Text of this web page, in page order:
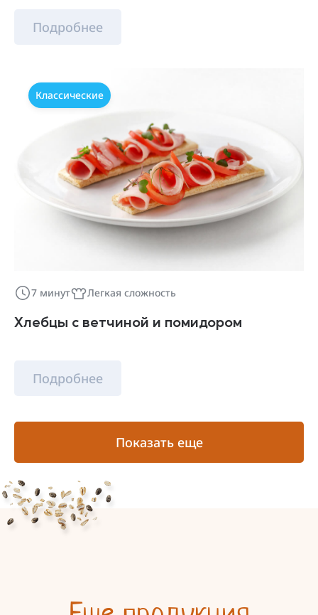
Подробнее
Классические
7 минут Легкая сложность
Хлебцы с ветчиной и помидором
Подробнее
Показать еще